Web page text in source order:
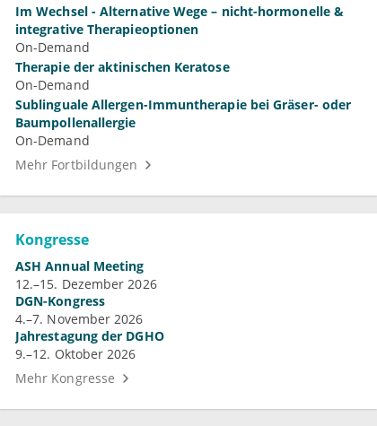
Im Wechsel - Alternative Wege – nicht-hormonelle &
integrative Therapieoptionen
On-Demand
Therapie der aktinischen Keratose
On-Demand
Sublinguale Allergen-Immuntherapie bei Gräser- oder
Baumpollenallergie
On-Demand
Mehr Fortbildungen
Kongresse
ASH Annual Meeting
12.–15. Dezember 2026
DGN-Kongress
4.–7. November 2026
Jahrestagung der DGHO
9.–12. Oktober 2026
Mehr Kongresse